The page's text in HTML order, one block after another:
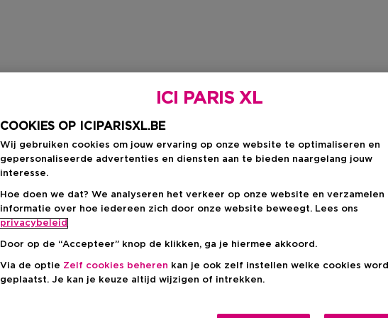
ICI PARIS XL
COOKIES OP ICIPARISXL.BE
Wij gebruiken cookies om jouw ervaring op onze website te optimaliseren en
gepersonaliseerde advertenties en diensten aan te bieden naargelang jouw
interesse.
Hoe doen we dat? We analyseren het verkeer op onze website en verzamelen
informatie over hoe iedereen zich door onze website beweegt. Lees ons
privacybeleid
Door op de “Accepteer” knop de klikken, ga je hiermee akkoord.
Via de optie Zelf cookies beheren kan je ook zelf instellen welke cookies
geplaatst. Je kan je keuze altijd wijzigen of intrekken.